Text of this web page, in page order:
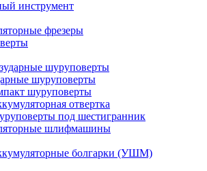
инструмент
фрезеры
шуруповерты
шуруповерты
шуруповерты
отвертка
под шестигранник
шлифмашины
болгарки (УШМ)